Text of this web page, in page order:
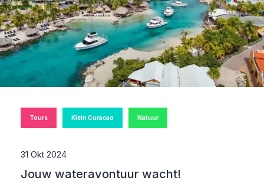
Tours Klein Curacao Natuur
31 Okt 2024
Jouw wateravontuur wacht!